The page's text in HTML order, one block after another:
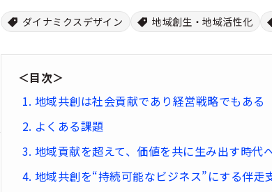
ダイナミクスデザイン 地域創生・地域活性化
＜目次＞
地域共創は社会貢献であり経営戦略でもある
よくある課題
地域貢献を超えて、価値を共に生み出す時代
地域共創を“持続可能なビジネス”にする伴走